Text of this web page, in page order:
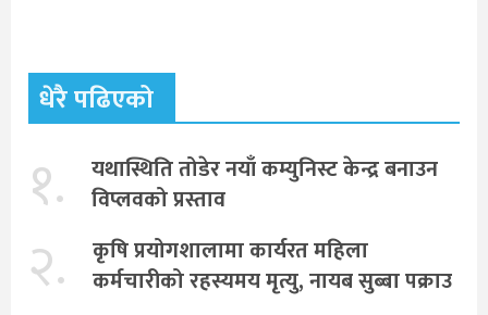
धेरै पढिएको
१.
यथास्थिति तोडेर नयाँ कम्युनिस्ट केन्द्र बनाउन
विप्लवको प्रस्ताव
२.
कृषि प्रयोगशालामा कार्यरत महिला
कर्मचारीको रहस्यमय मृत्यु, नायब सुब्बा पक्राउ